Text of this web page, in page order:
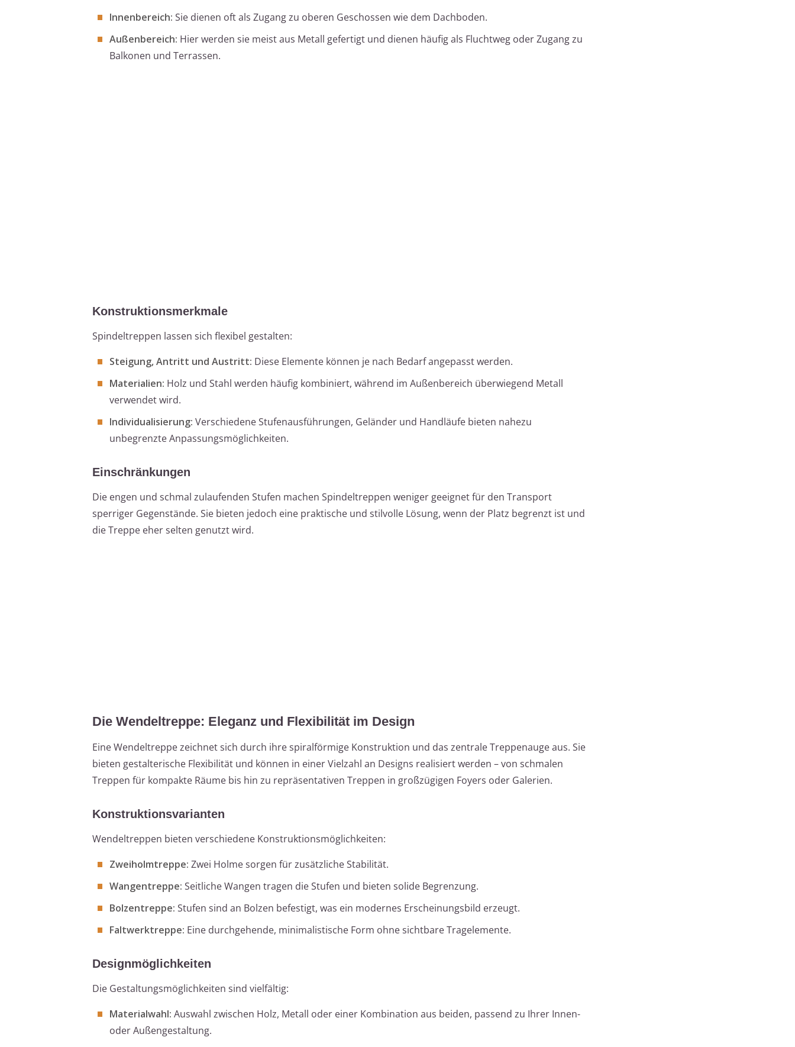
Innenbereich: Sie dienen oft als Zugang zu oberen Geschossen wie dem Dachboden.
Außenbereich: Hier werden sie meist aus Metall gefertigt und dienen häufig als Fluchtweg oder Zugang zu
Balkonen und Terrassen.
Konstruktionsmerkmale
Spindeltreppen lassen sich flexibel gestalten:
Steigung, Antritt und Austritt: Diese Elemente können je nach Bedarf angepasst werden.
Materialien: Holz und Stahl werden häufig kombiniert, während im Außenbereich überwiegend Metall
verwendet wird.
Individualisierung: Verschiedene Stufenausführungen, Geländer und Handläufe bieten nahezu
unbegrenzte Anpassungsmöglichkeiten.
Einschränkungen
Die engen und schmal zulaufenden Stufen machen Spindeltreppen weniger geeignet für den Transport
sperriger Gegenstände. Sie bieten jedoch eine praktische und stilvolle Lösung, wenn der Platz begrenzt ist und
die Treppe eher selten genutzt wird.
Die Wendeltreppe: Eleganz und Flexibilität im Design
Eine Wendeltreppe zeichnet sich durch ihre spiralförmige Konstruktion und das zentrale Treppenauge aus. Sie
bieten gestalterische Flexibilität und können in einer Vielzahl an Designs realisiert werden – von schmalen
Treppen für kompakte Räume bis hin zu repräsentativen Treppen in großzügigen Foyers oder Galerien.
Konstruktionsvarianten
Wendeltreppen bieten verschiedene Konstruktionsmöglichkeiten:
Zweiholmtreppe: Zwei Holme sorgen für zusätzliche Stabilität.
Wangentreppe: Seitliche Wangen tragen die Stufen und bieten solide Begrenzung.
Bolzentreppe: Stufen sind an Bolzen befestigt, was ein modernes Erscheinungsbild erzeugt.
Faltwerktreppe: Eine durchgehende, minimalistische Form ohne sichtbare Tragelemente.
Designmöglichkeiten
Die Gestaltungsmöglichkeiten sind vielfältig:
Materialwahl: Auswahl zwischen Holz, Metall oder einer Kombination aus beiden, passend zu Ihrer Innen-
oder Außengestaltung.